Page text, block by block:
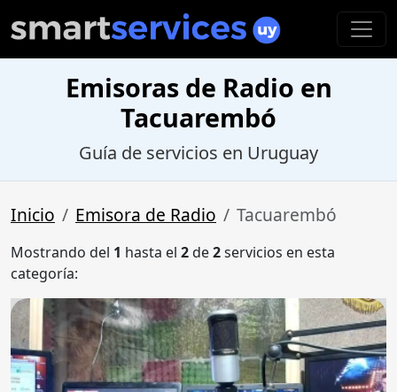
Emisoras de Radio en
Tacuarembó
Guía de servicios en Uruguay
Inicio Emisora de Radio Tacuarembó
Mostrando del 1 hasta el 2de2servicios en esta
categoría: